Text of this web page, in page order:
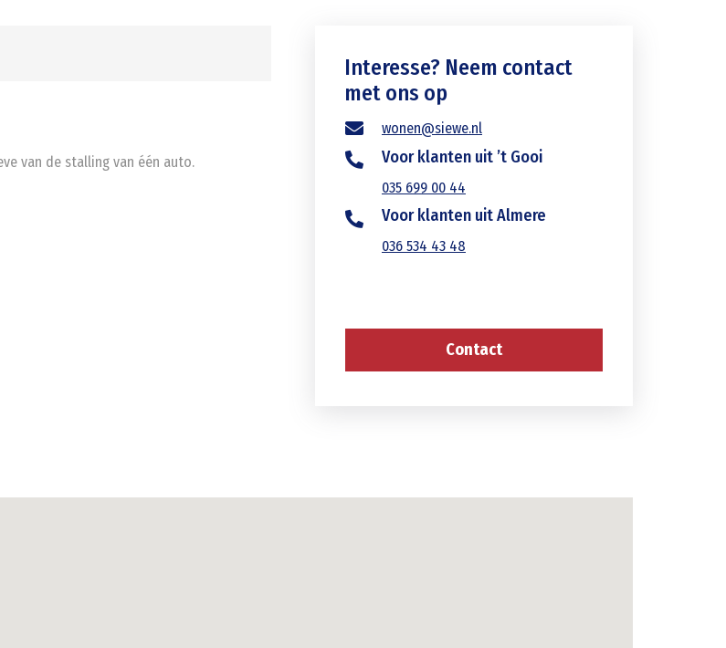
van de stalling van één auto.
Interesse? Neem contact
met ons op
wonen@siewe.nl
Voor klanten uit ’t Gooi
035 699 00 44
Voor klanten uit Almere
036 534 43 48
Contact